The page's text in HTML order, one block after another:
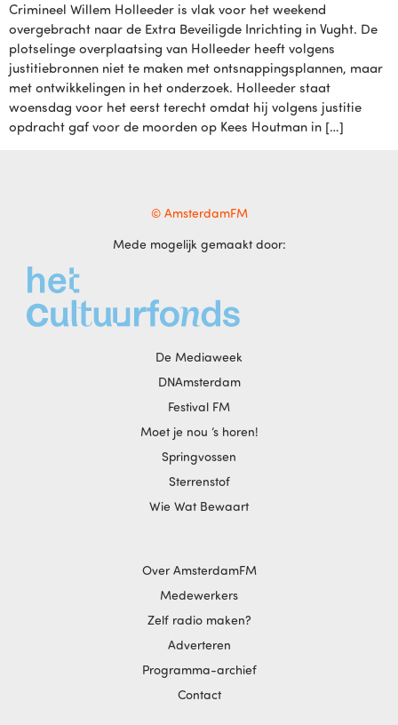
Crimineel Willem Holleeder is vlak voor het weekend
overgebracht naar de Extra Beveiligde Inrichting in Vught. De
plotselinge overplaatsing van Holleeder heeft volgens
justitiebronnen niet te maken met ontsnappingsplannen, maar
met ontwikkelingen in het onderzoek. Holleeder staat
woensdag voor het eerst terecht omdat hij volgens justitie
opdracht gaf voor de moorden op Kees Houtman in […]
© AmsterdamFM
Mede mogelijk gemaakt door:
De Mediaweek
DNAmsterdam
Festival FM
Moet je nou ‘s horen!
Springvossen
Sterrenstof
Wie Wat Bewaart
Over AmsterdamFM
Medewerkers
Zelf radio maken?
Adverteren
Programma-archief
Contact